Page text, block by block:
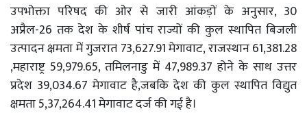
उपभोक्ता परिषद की ओर से जारी आंकड़ों के अनुसार, 30
अप्रैल-26 तक देश के शीर्ष पांच राज्यों की कुल स्थापित बिजली
उत्पादन क्षमता में गुजरात 73,627.91 मेगावाट, राजस्थान 61,381.28
,महाराष्ट्र 59,979.65, तमिलनाडु में 47,989.37 होने के साथ उत्तर
प्रदेश 39,034.67 मेगावाट है,जबकि देश की कुल स्थापित विद्युत
क्षमता 5,37,264.41 मेगावाट दर्ज की गई है।